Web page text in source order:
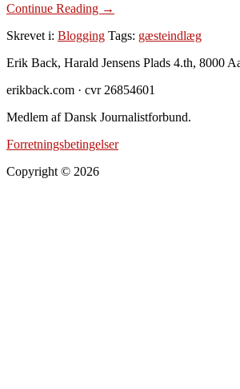
Continue Reading om
otte
til
godt
→
Skrevet i: Blogging Tags: gæsteindlæg
Footer
Erik Back, Harald Jensens Plads 4.th, 8000
erikback.com · cvr 26854601
Medlem af Dansk Journalistforbund.
Forretningsbetingelser
Copyright © 2026